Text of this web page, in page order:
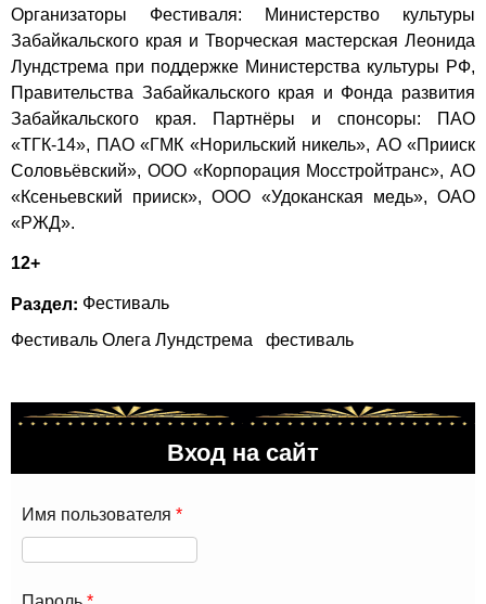
Организаторы Фестиваля: Министерство культуры
Забайкальского края и Творческая мастерская Леонида
Лундстрема при поддержке Министерства культуры РФ,
Правительства Забайкальского края и Фонда развития
Забайкальского края. Партнёры и спонсоры: ПАО
«ТГК-14», ПАО «ГМК «Норильский никель», АО «Прииск
Соловьёвский», ООО «Корпорация Мосстройтранс», АО
«Ксеньевский прииск», ООО «Удоканская медь», ОАО
«РЖД».
12+
Раздел: Фестиваль
Фестиваль Олега Лундстрема
фестиваль
Вход на сайт
Имя пользователя *